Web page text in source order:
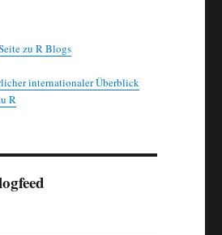
zu R Blogs
internationaler Überblick
R